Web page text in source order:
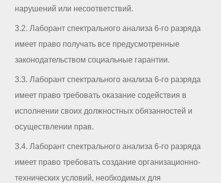
нарушений или несоответствий.
3.2. Лаборант спектрального анализа 6-го разряда
имеет право получать все предусмотренные
законодательством социальные гарантии.
3.3. Лаборант спектрального анализа 6-го разряда
имеет право требовать оказание содействия в
исполнении своих должностных обязанностей и
осуществлении прав.
3.4. Лаборант спектрального анализа 6-го разряда
имеет право требовать создание организационно-
технических условий, необходимых для